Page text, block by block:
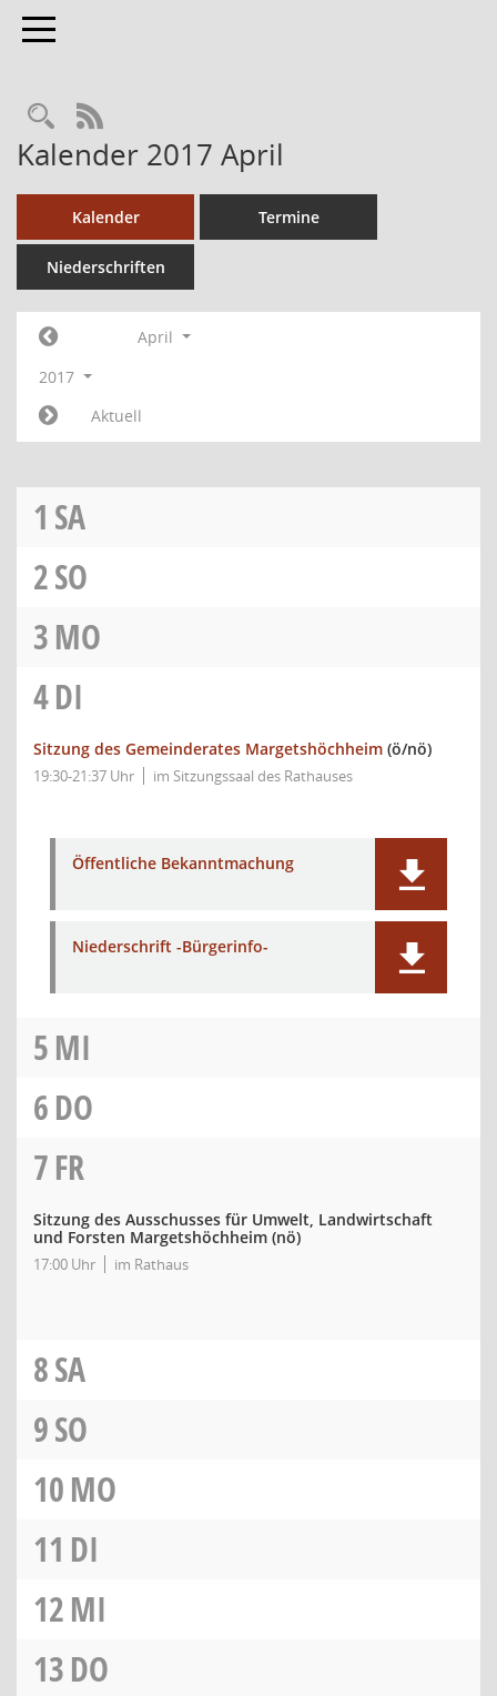
Toggle navigation
RSS-Feed
Kalender 2017 April
Kalender Termine
Niederschriften
April
2017
Aktuell
1 SA
2SO
3MO
4DI
Sitzung des Gemeinderates Margetshöchheim (ö/nö)
19:30-21:37 Uhr im Sitzungssaal des Rathauses
Öffentliche Bekanntmachung
Niederschrift -Bürgerinfo-
5MI
6DO
7FR
Sitzung des Ausschusses für Umwelt, Landwirtschaft
und Forsten Margetshöchheim (nö)
17:00 Uhr im Rathaus
8SA
9SO
10MO
11 DI
12MI
13DO